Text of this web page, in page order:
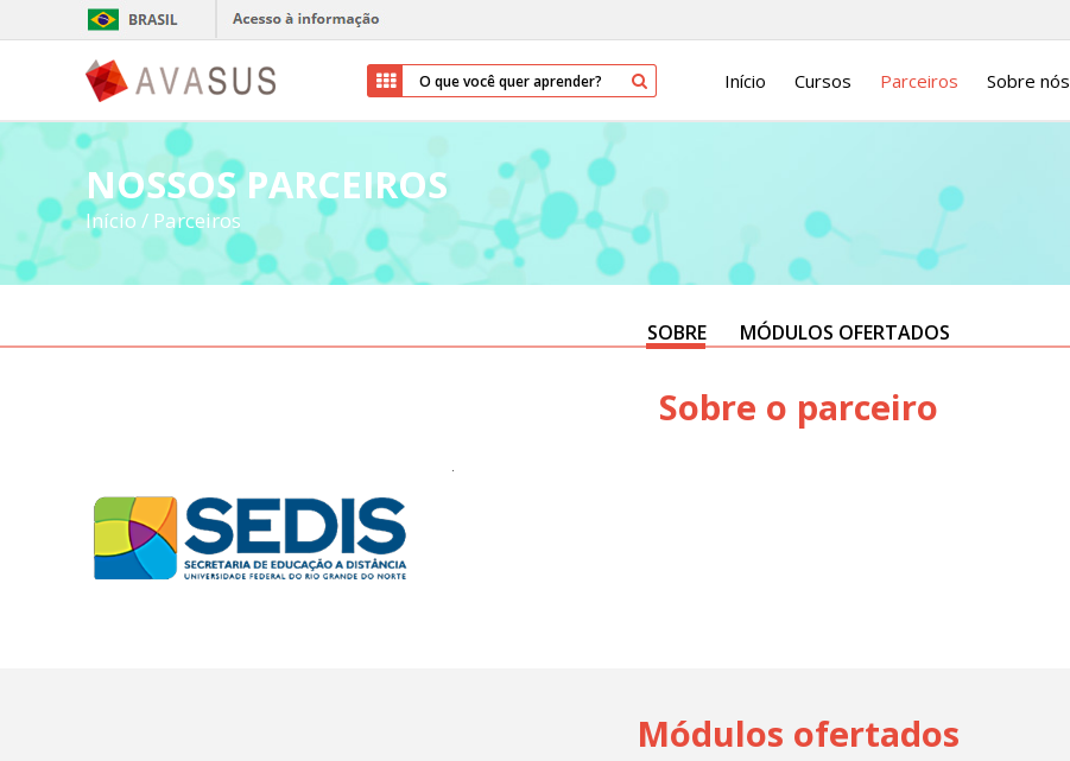
Início Cursos Parceiros Sobre nós
NOSSOS PARCEIROS
Início / Parceiros
SOBRE MÓDULOS OFERTADOS
Sobre o parceiro
.
Módulos ofertados